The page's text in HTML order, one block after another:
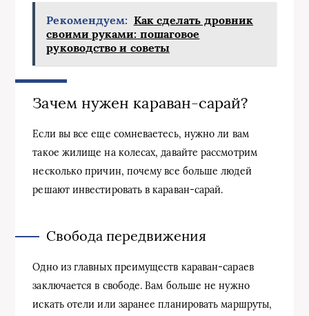
Рекомендуем: Как сделать дровник
своими руками: пошаговое
руководство и советы
Зачем нужен караван-сарай?
Если вы все еще сомневаетесь, нужно ли вам
такое жилище на колесах, давайте рассмотрим
несколько причин, почему все больше людей
решают инвестировать в караван-сарай.
Свобода передвижения
Одно из главных преимуществ караван-сараев
заключается в свободе. Вам больше не нужно
искать отели или заранее планировать маршруты,